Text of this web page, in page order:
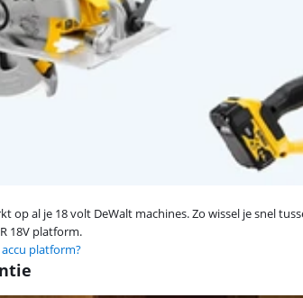
op al je 18 volt DeWalt machines. Zo wissel je snel
18V platform.
accu platform?